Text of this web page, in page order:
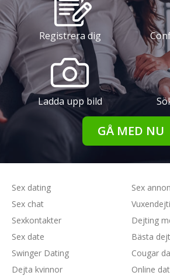
Registrera dig
Ladda upp bild
GÅ MED NU
Sex dating
Sex chat
Sexkontakter
Sex date
Swinger Dating
Sex
Dejting
Bästa
Cougar
Dejta kvinnor
Online